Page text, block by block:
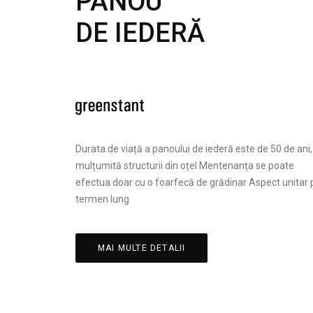
DE IEDERĂ
Durata de viață a panoului de iederă este de 50 de ani,
mulțumită structurii din oțel Mentenanța se poate
efectua doar cu o foarfecă de grădinar Aspect unitar
termen lung
MAI MULTE DETALII